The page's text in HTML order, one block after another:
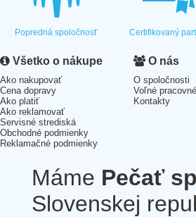
Popredná spoločnosť Certifikovaný
Všetko o nákupe
Ako nakupovať
Cena dopravy
Ako platiť
Ako reklamovať
Servisné strediská
Obchodné podmienky
Reklamačné podmienky
O nás
O spoločnosti
Voľné
Kontakty
Máme Pečať
Slovenskej